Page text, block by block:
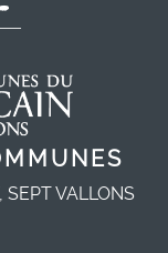
SEPT VALLONS